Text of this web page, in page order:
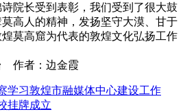
院长受到表彰，我们受到了很大鼓
高人的精神，发扬坚守大漠、甘于
莫高窟为代表的敦煌文化弘扬工作
作者：边金霞
学习敦煌市融媒体中心建设工作
挂牌成立